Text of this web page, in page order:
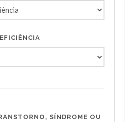
SÍNDROME OU